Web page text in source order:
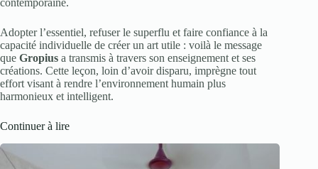
Adopter l’essentiel, refuser le superflu et faire confiance à la
capacité individuelle de créer un art utile : voilà le message
que Gropius a transmis à travers son enseignement et ses
créations. Cette leçon, loin d’avoir disparu, imprègne tout
effort visant à rendre l’environnement humain plus
harmonieux et intelligent.
Continuer à lire